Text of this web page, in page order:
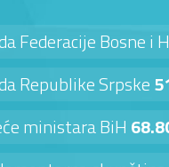
Federacije Bosne i
Republike Srpske
ministara BiH